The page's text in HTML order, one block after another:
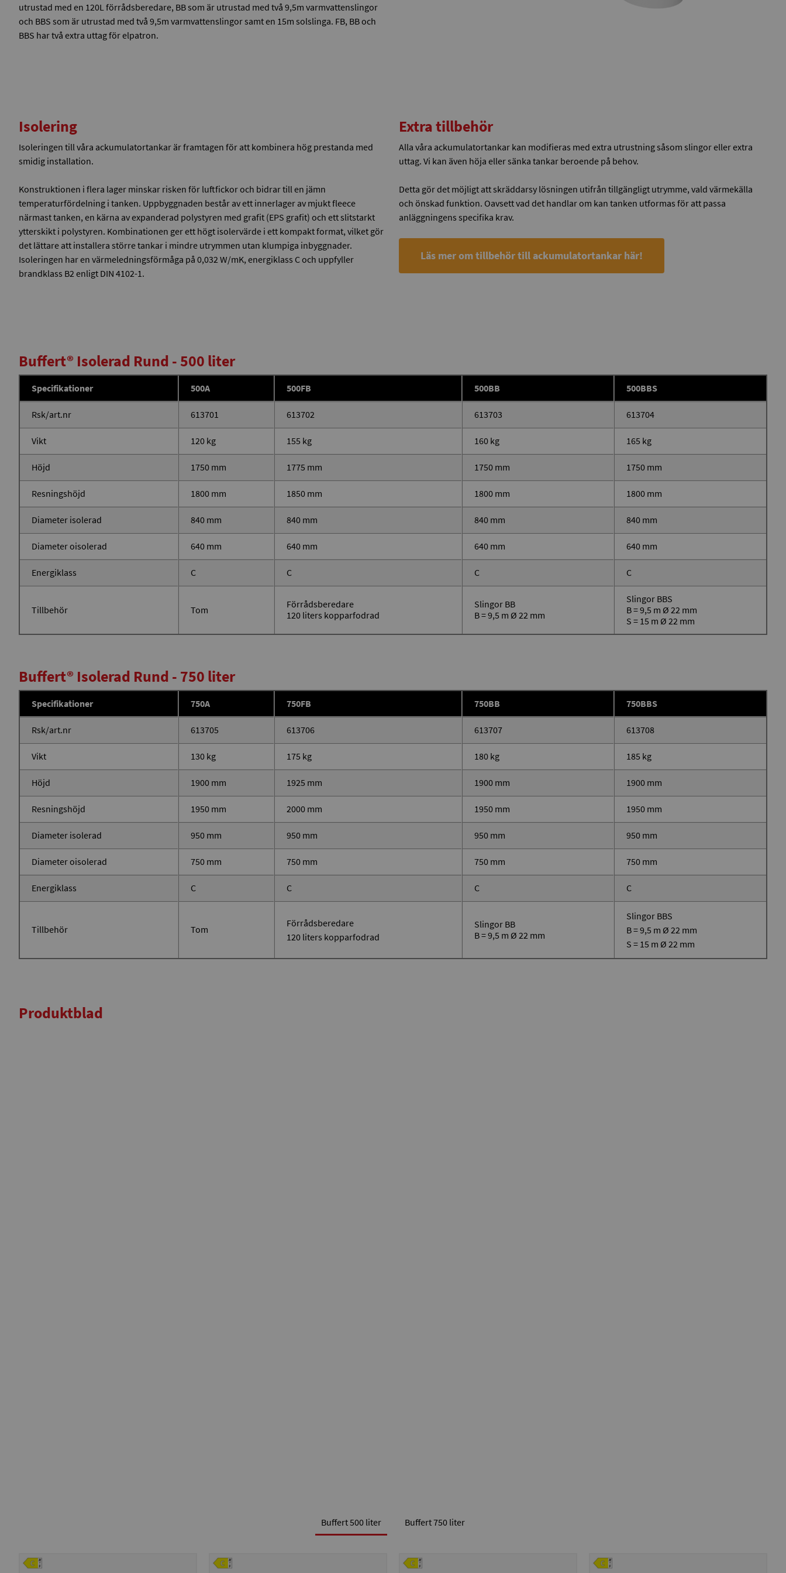
utrustad med en 120L förrådsberedare, BB som är utrustad med två 9,5m varmvattenslingor
och BBS som är utrustad med två 9,5m varmvattenslingor samt en 15m solslinga. FB, BB och
BBS har två extra uttag för elpatron.
Isolering
Isoleringen till våra ackumulatortankar är framtagen för att kombinera hög prestanda med
smidig installation.
Konstruktionen i flera lager minskar risken för luftfickor och bidrar till en jämn
temperaturfördelning i tanken. Uppbyggnaden består av ett innerlager av mjukt fleece
närmast tanken, en kärna av expanderad polystyren med grafit (EPS grafit) och ett slitstarkt
ytterskikt i polystyren. Kombinationen ger ett högt isolervärde i ett kompakt format, vilket gör
det lättare att installera större tankar i mindre utrymmen utan klumpiga inbyggnader.
Isoleringen har en värmeledningsförmåga på 0,032 W/mK, energiklass C och uppfyller
brandklass B2 enligt DIN 4102-1.
Extra tillbehör
Alla våra ackumulatortankar kan modifieras med extra utrustning såsom slingor eller extra
uttag. Vi kan även höja eller sänka tankar beroende på behov.
Detta gör det möjligt att skräddarsy lösningen utifrån tillgängligt utrymme, vald värmekälla
och önskad funktion. Oavsett vad det handlar om kan tanken utformas för att passa
anläggningens specifika krav.
Läs mer om tillbehör till ackumulatortankar här!
Buffert® Isolerad Rund - 500 liter
Specifikationer 500A 500FB 500BB 500BBS
Rsk/art.nr 613701 613702 613703 613704
Vikt 120 kg 155 kg 160 kg 165 kg
Höjd 1750 mm 1775 mm 1750 mm 1750 mm
Resningshöjd 1800 mm 1850 mm 1800 mm 1800 mm
Diameter isolerad 840 mm 840 mm 840 mm 840 mm
Diameter oisolerad 640 mm 640 mm 640 mm 640 mm
Energiklass C C C C
Tillbehör Tom
Förrådsberedare
120 liters kopparfodrad
Slingor BB
B = 9,5 m Ø 22 mm
Slingor BBS
B = 9,5 m Ø 22 mm
S = 15 m Ø 22 mm
Buffert® Isolerad Rund - 750 liter
Specifikationer 750A 750FB 750BB 750BBS
Rsk/art.nr 613705 613706 613707 613708
Vikt 130 kg 175 kg 180 kg 185 kg
Höjd 1900 mm 1925 mm 1900 mm 1900 mm
Resningshöjd 1950 mm 2000 mm 1950 mm 1950 mm
Diameter isolerad 950 mm 950 mm 950 mm 950 mm
Diameter oisolerad 750 mm 750 mm 750 mm 750 mm
Energiklass C C C C
Tillbehör Tom
Förrådsberedare
120 liters kopparfodrad
Slingor BB
B = 9,5 m Ø 22 mm
Slingor BBS
B = 9,5 m Ø 22 mm
S = 15 m Ø 22 mm
Produktblad
Buffert 500 liter Buffert 750 liter